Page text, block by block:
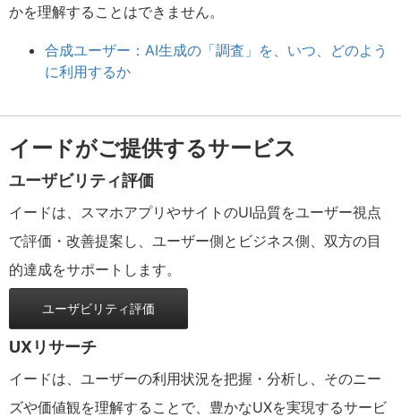
かを理解することはできません。
合成ユーザー：AI生成の「調査」を、いつ、どのよう
に利用するか
イードがご提供するサービス
ユーザビリティ評価
イードは、スマホアプリやサイトのUI品質をユーザー視点
で評価・改善提案し、ユーザー側とビジネス側、双方の目
的達成をサポートします。
ユーザビリティ評価
UXリサーチ
イードは、ユーザーの利用状況を把握・分析し、そのニー
ズや価値観を理解することで、豊かなUXを実現するサービ